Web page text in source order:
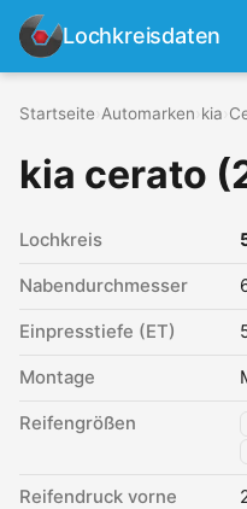
Lochkreisdaten
Startseite Automarken kia
kia cerato
Lochkreis
Nabendurchmesser
Einpresstiefe (ET)
Montage
Reifengrößen
Reifendruck vorne